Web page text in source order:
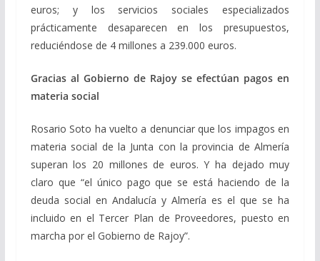
euros; y los servicios sociales especializados
prácticamente desaparecen en los presupuestos,
reduciéndose de 4 millones a 239.000 euros.
Gracias al Gobierno de Rajoy se efectúan pagos en
materia social
Rosario Soto ha vuelto a denunciar que los impagos en
materia social de la Junta con la provincia de Almería
superan los 20 millones de euros. Y ha dejado muy
claro que “el único pago que se está haciendo de la
deuda social en Andalucía y Almería es el que se ha
incluido en el Tercer Plan de Proveedores, puesto en
marcha por el Gobierno de Rajoy”.